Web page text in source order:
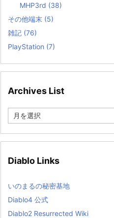
MHP3rd (38)
その他端末 (5)
雑記 (76)
PlayStation (7)
Archives List
e
i
s
t
Diablo Links
いのまるの秘密基地
Diablo4 公式
Diablo2 Resurrected Wiki